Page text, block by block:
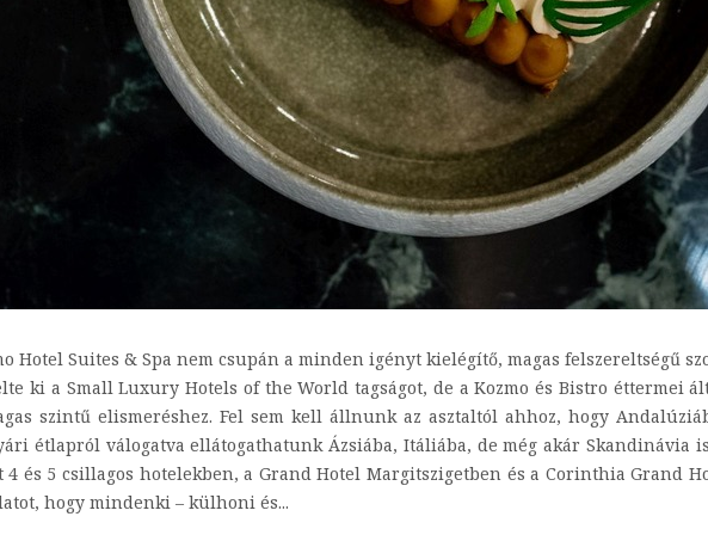
Hotel Suites & Spa nem csupán a minden igényt kielégítő, magas felszereltségű
ki a Small Luxury Hotels of the World tagságot, de a Kozmo és Bistro éttermei
szintű elismeréshez. Fel sem kell állnunk az asztaltól ahhoz, hogy
étlapról válogatva ellátogathatunk Ázsiába, Itáliába, de még akár Skandinávia
4 és 5 csillagos hotelekben, a Grand Hotel Margitszigetben és a Corinthia Grand
hogy mindenki – külhoni és...